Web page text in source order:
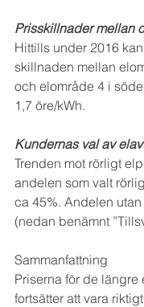
Prisskillnader mellan
Hittills under 2016
skillnaden mellan
och elområde 4 i
1,7 öre/kWh.
Kundernas val av
Trenden mot rörligt
andelen som valt
ca 45%. Andelen
(nedan benämnt
Sammanfattning
Priserna för de längre
fortsätter att vara